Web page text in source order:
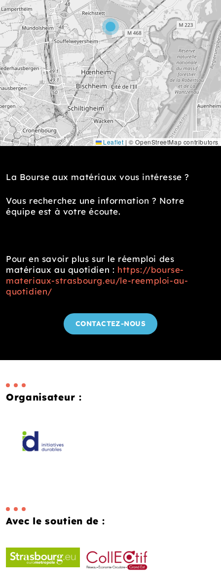
Leaflet | © OpenStreetMap contributors
La Bourse aux matériaux vous intéresse ?
Vous recherchez une information ? Notre
équipe est à votre écoute.
Pour en savoir plus sur le réemploi des
matériaux au quotidien : https://bourse-
materiaux-strasbourg.eu/le-reemploi-au-
quotidien/
CONTACTEZ-NOUS
Organisateur :
Avec le soutien de :